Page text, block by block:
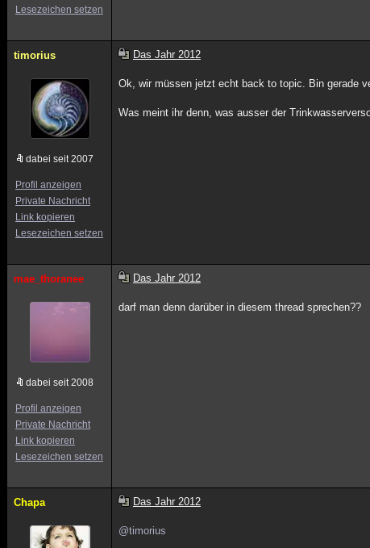
Lesezeichen setzen
timorius
dabei seit 2007
Profil anzeigen
Private Nachricht
Link kopieren
Lesezeichen setzen
Das Jahr 2012
Ok, wir müssen jetzt echt back to topic. Bin gerade
Was meint ihr denn, was ausser der
mae_thoranee
dabei seit 2008
Profil anzeigen
Private Nachricht
Link kopieren
Lesezeichen setzen
Das Jahr 2012
darf man denn darüber in diesem thread sprechen??
Chapa Das Jahr 2012
@timorius